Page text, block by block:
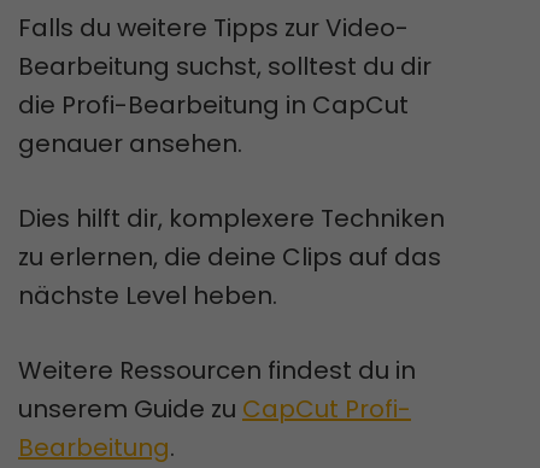
Falls du weitere Tipps zur Video-
Bearbeitung suchst, solltest du dir
die Profi-Bearbeitung in CapCut
genauer ansehen.
Dies hilft dir, komplexere Techniken
zu erlernen, die deine Clips auf das
nächste Level heben.
Weitere Ressourcen findest du in
unserem Guide zu CapCut Profi-
Bearbeitung.